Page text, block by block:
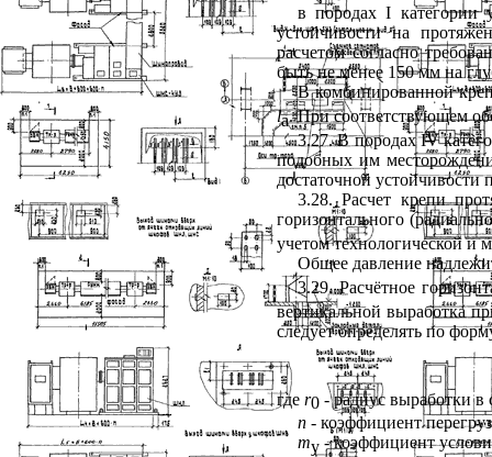
в породахI категории
устойчивости на
расчетом согласно
быть не менее 150 мм на
В комбинированной
lа. При соответствующем
3.27. В породах IV
подобных им
достаточной
3.28. Расчет крепи
горизонтального
учетом технологической и
Общее давление
3.29. Расчётное
вертикальной выработка
следует определять по
где r0 - радиус выработки в
п- коэффициент
my- коэффициент